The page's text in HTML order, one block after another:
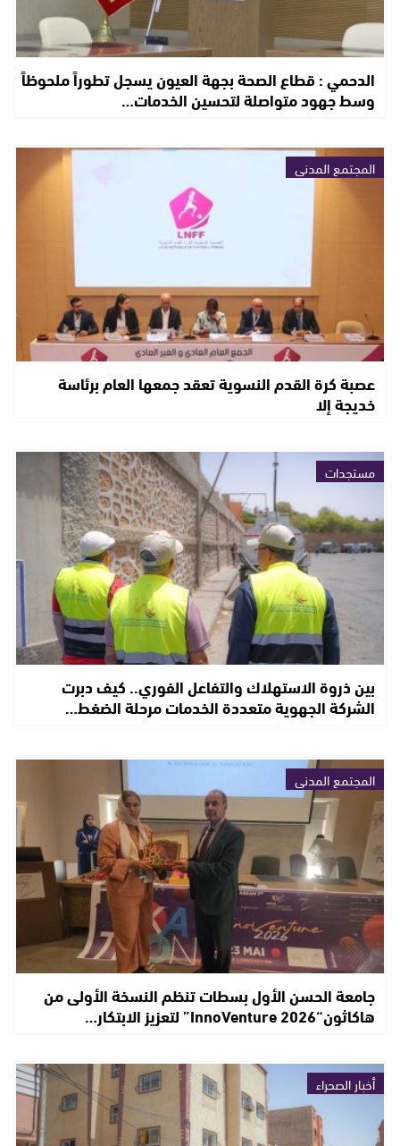
الدحمي : قطاع الصحة بجهة العيون يسجل تطوراً ملحوظاً
وسط جهود متواصلة لتحسين الخدمات…
المجتمع المدني
عصبة كرة القدم النسوية تعقد جمعها العام برئاسة
خديجة إلا
مستجدات
بين ذروة الاستهلاك والتفاعل الفوري.. كيف دبرت
الشركة الجهوية متعددة الخدمات مرحلة الضغط…
المجتمع المدني
جامعة الحسن الأول بسطات تنظم النسخة الأولى من
هاكاثون“InnoVenture 2026” لتعزيز الابتكار…
أخبار الصحراء